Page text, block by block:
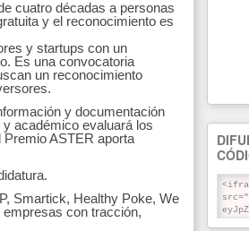
cuatro décadas a personas
y el reconocimiento es
y startups con un
Es una convocatoria
un reconocimiento
y documentación
académico evaluará los
ASTER aporta
Smartick, Healthy Poke, We
empresas con tracción,